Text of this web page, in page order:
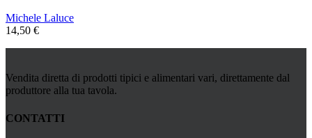
Michele Laluce
14,50 €
Vendita diretta di prodotti tipici e alimentari vari, direttamente dal
produttore alla tua tavola.
CONTATTI